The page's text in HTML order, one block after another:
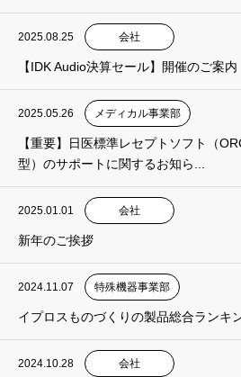
2025.08.25 会社
【IDK Audio決算セール】開催のご案内
2025.05.26 メディカル事業部
【重要】日医標準レセプトソフト（
型）のサポートに関するお知ら...
2025.01.01 会社
新年のご挨拶
2024.11.07 特殊機器事業部
イプロスものづくりの製品総合ランキ
2024.10.28 会社